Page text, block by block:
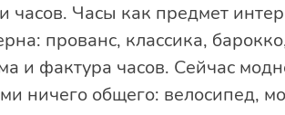
часов. Часы как предмет
прованс, классика,
и фактура часов. Сейчас
ничего общего: велосипед,